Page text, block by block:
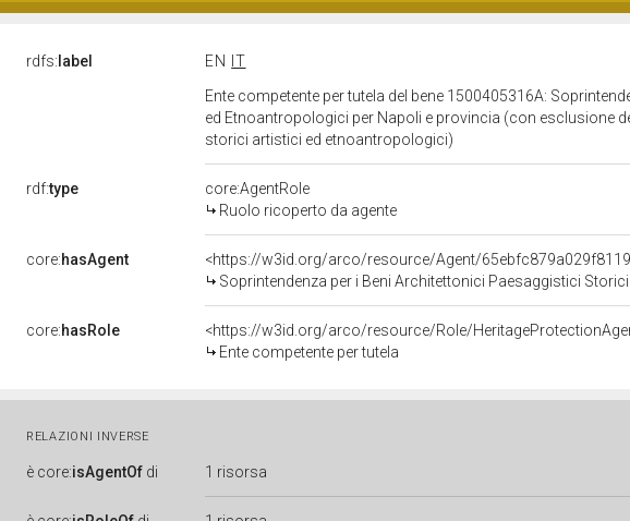
rdfs: label EN
IT
Ente competente per tutela del bene 1500405316A:
ed Etnoantropologici per Napoli e provincia (con esclusione
storici artistici ed etnoantropologici)
rdf:type
core:AgentRole
Ruolo ricoperto da agente
core:hasAgent
<https://w3id.org/arco/resource/Agent/
Soprintendenza per i Beni Architettonici Paesaggistici Storici Artistici ed
core:hasRole
<https://w3id.org/arco/resource/Role/
Ente competente per tutela
RELAZIONI INVERSE
è core:isAgentOf di 1 risorsa